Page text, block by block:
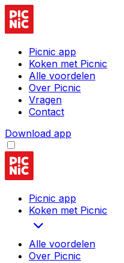
Picnic app
Koken met Picnic
Alle voordelen
Over Picnic
Vragen
Contact
Download app
Picnic app
Koken met Picnic
Alle voordelen
Over Picnic